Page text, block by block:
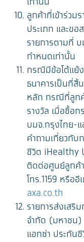
ลูกค้าที่เข้าร่วม
ประเภท และข
รายการตามที่
กำหนดเท่านั้น
กรณีมีข้อโต้แย้
ธนาคารเป็นที่สิ้
หลัก กรณีที่ลูกค้
รางวัล เมื่อซื้อ
บมจ.กรุงไทย-
คำถามเกี่ยวกับ
ชีวิต iHealthy
ติดต่อศูนย์ลูกค้
โทร.1159 หรืออี
axa.co.th
รายการส่งเสริ
จำกัด (มหาชน)
แอกซ่า ประกัน